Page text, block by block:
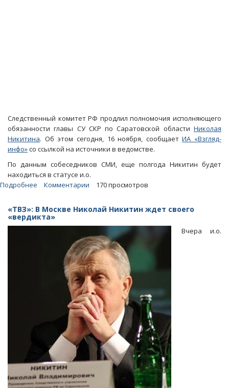
Следственный комитет РФ продлил полномочия исполняющего
обязанности главы СУ СКР по Саратовской области Николая
Никитина. Об этом сегодня, 16 ноября, сообщаетИА «Взгляд-
инфо»со ссылкой на источники в ведомстве.
По данным собеседников СМИ, еще полгода Никитин будет
находиться в статусе и.о.
Подробнее
Никитину
продлили
срок
Комментарии 170 просмотров
«ТВЗ»: В Москве Николай Никитин ждет своего
«вердикта»
Вчера и.о.